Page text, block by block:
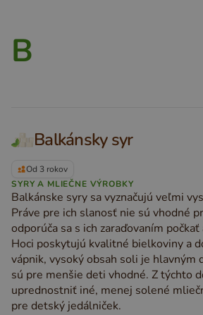
B
Balkánsky syr
Od 3 rokov
SYRY A MLIEČNE VÝROBKY
Balkánske syry sa vyznačujú veľmi
Práve pre ich slanosť nie sú vhodné
odporúča sa s ich zaraďovaním
Hoci poskytujú kvalitné bielkoviny a
vápnik, vysoký obsah soli je hlavným
sú pre menšie deti vhodné. Z týchto
uprednostniť iné, menej solené
pre detský jedálniček.